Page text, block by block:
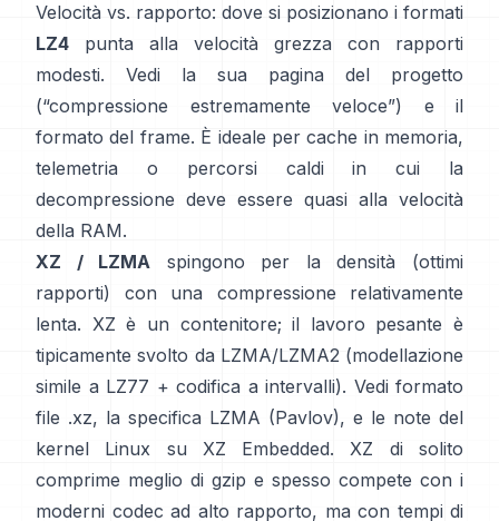
Velocità vs. rapporto: dove si posizionano i formati
LZ4 punta alla velocità grezza con rapporti
modesti. Vedi la sua
pagina del progetto
(“compressione estremamente veloce”) e il
formato del frame. È ideale per cache in memoria,
telemetria o percorsi caldi in cui la
decompressione deve essere quasi alla velocità
della RAM.
XZ / LZMA spingono per la densità (ottimi
rapporti) con una compressione relativamente
lenta. XZ è un contenitore; il lavoro pesante è
tipicamente svolto da LZMA/LZMA2 (modellazione
simile a LZ77 + codifica a intervalli). Vedi formato
file .xz, la specifica LZMA (Pavlov), e le note del
kernel Linux
su XZ Embedded. XZ di solito
comprime meglio di gzip e spesso compete con i
moderni codec ad alto rapporto, ma con tempi di